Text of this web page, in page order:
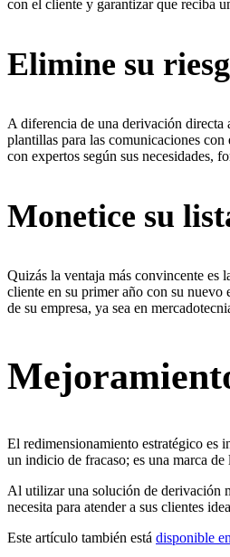
con el cliente y garantizar que reciba
Elimine su
A diferencia de una derivación directa
plantillas para las comunicaciones
con expertos según sus necesidades,
Monetice su
Quizás la ventaja más convincente es
cliente en su primer año con su
de su empresa, ya sea en
El redimensionamiento estratégico es
un indicio de fracaso; es una marca
Al utilizar una solución de derivación
necesita para atender a sus clientes
Este artículo también está disponible